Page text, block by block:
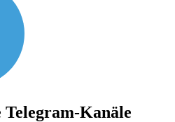
Kanäle